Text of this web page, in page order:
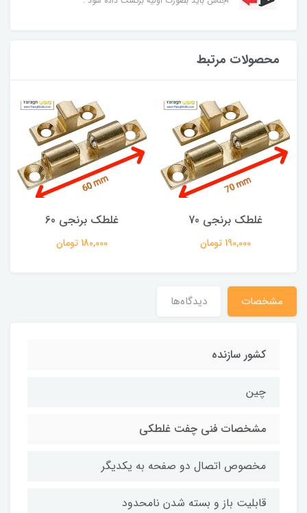
محصولات مرتبط
غلطک برنجی 70
190,000 تومان
غلطک برنجی 60
180,000 تومان
مشخصات دیدگاه‌ها
کشور سازنده
چین
مشخصات فنی چفت غلطکی
مخصوص اتصال دو صفحه به یکدیگر
قابلیت باز و بسته شدن نامحدود